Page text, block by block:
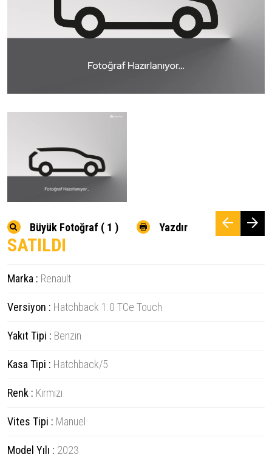
Büyük Fotoğraf ( 1 ) Yazdır
SATILDI
Marka : Renault
Versiyon : Hatchback 1.0 TCe Touch
Yakıt Tipi : Benzin
Kasa Tipi : Hatchback/5
Renk : Kırmızı
Vites Tipi : Manuel
Model Yılı : 2023